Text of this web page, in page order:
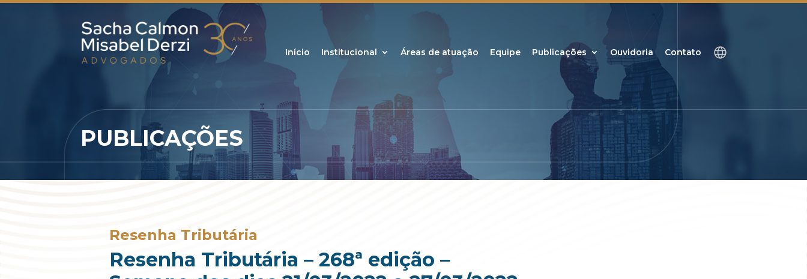
Início Institucional Áreas de atuação Equipe Publicações Ouvidoria Contato
PUBLICAÇÕES
Resenha Tributária
Resenha Tributária – 268ª edição –